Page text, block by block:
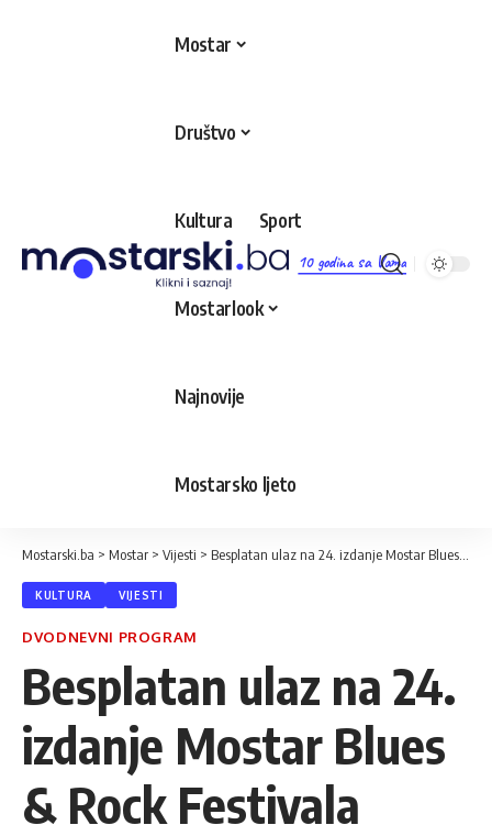
10 godina sa Vama
Mostar
Društvo
Kultura Sport
Mostarlook
Najnovije
Mostarsko ljeto
Mostarski.ba > Mostar > Vijesti > Besplatan ulaz na 24. izdanje Mostar Blues & Rock Festivala
KULTURA VIJESTI
DVODNEVNI PROGRAM
Besplatan ulaz na 24.
izdanje Mostar Blues
& Rock Festivala